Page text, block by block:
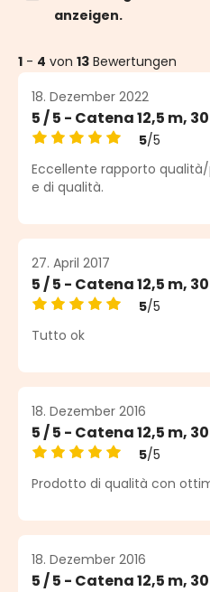
anzeigen.
1 - 4 von 13 Bewertungen
18. Dezember 2022
5 / 5 - Catena 12,5 m,
Durchschnittliche
5/5
Eccellente rapporto
e di qualità.
27. April 2017
5 / 5 - Catena 12,5 m,
Durchschnittliche
5/5
Tutto ok
18. Dezember 2016
5 / 5 - Catena 12,5 m,
Durchschnittliche
5/5
Prodotto di qualità con
18. Dezember 2016
5 / 5 - Catena 12,5 m,